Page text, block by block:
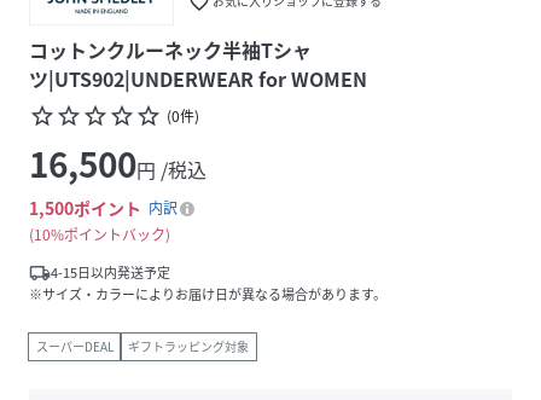
コットンクルーネック半袖Tシャ
ツ|UTS902|UNDERWEAR for WOMEN
star_borderstar_borderstar_borderstar_borderstar_border (0件)
16,500円 /税込
1,500ポイント 内訳
10%ポイントバック
local_shipping4-15日以内発送予定
※サイズ・カラーによりお届け日が異なる場合があります。
スーパーDEAL ギフトラッピング対象